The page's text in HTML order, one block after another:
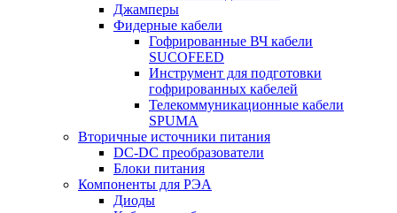
Джамперы
Фидерные кабели
Гофрированные ВЧ кабели
SUCOFEED
Инструмент для подготовки
гофрированных кабелей
Телекоммуникационные кабели
SPUMA
Вторичные источники питания
DC-DC преобразователи
Блоки питания
Компоненты для РЭА
Диоды